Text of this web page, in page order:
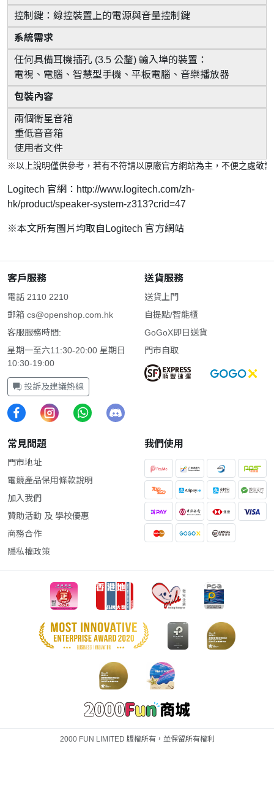
控制鍵：線控裝置上的電源與音量控制鍵
系統需求
任何具備耳機插孔 (3.5 公釐) 輸入埠的裝置：
電視、電腦、智慧型手機、平板電腦、音樂播放器
包裝內容
兩個衛星音箱
重低音音箱
使用者文件
※以上說明僅供參考，若有不符請以原廠官方網站為主，不便之處
Logitech 官網： http://www.logitech.com/zh-
hk/product/speaker-system-z313?crid=47
※本文所有圖片均取自Logitech 官方網站
客戶服務
電話 2110 2210
郵箱 cs@openshop.com.hk
客服服務時間:
星期一至六11:30-20:00 星期日
10:30-19:00
投訴及建議熱線
送貨服務
送貨上門
自提點/智能櫃
GoGoX即日送貨
門市自取
常見問題
門市地址
電競產品保用條款說明
加入我們
贊助活動 及 學校優惠
商務合作
隱私權政策
我們使用
2000 FUN LIMITED 版權所有，並保留所有權利